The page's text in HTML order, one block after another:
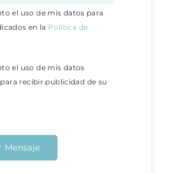
el uso de mis datos para
en la Política de
el uso de mis datos
recibir publicidad de su